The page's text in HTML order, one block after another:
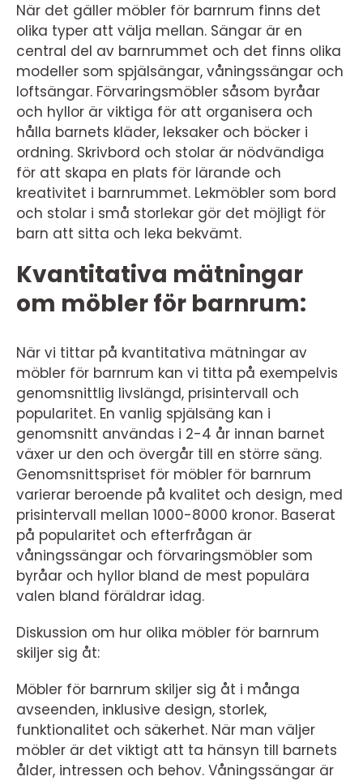
När det gäller möbler för barnrum finns det
olika typer att välja mellan. Sängar är en
central del av barnrummet och det finns olika
modeller som spjälsängar, våningssängar och
loftsängar. Förvaringsmöbler såsom byråar
och hyllor är viktiga för att organisera och
hålla barnets kläder, leksaker och böcker i
ordning. Skrivbord och stolar är nödvändiga
för att skapa en plats för lärande och
kreativitet i barnrummet. Lekmöbler som bord
och stolar i små storlekar gör det möjligt för
barn att sitta och leka bekvämt.
Kvantitativa mätningar
om möbler för barnrum:
När vi tittar på kvantitativa mätningar av
möbler för barnrum kan vi titta på exempelvis
genomsnittlig livslängd, prisintervall och
popularitet. En vanlig spjälsäng kan i
genomsnitt användas i 2-4 år innan barnet
växer ur den och övergår till en större säng.
Genomsnittspriset för möbler för barnrum
varierar beroende på kvalitet och design, med
prisintervall mellan 1000-8000 kronor. Baserat
på popularitet och efterfrågan är
våningssängar och förvaringsmöbler som
byråar och hyllor bland de mest populära
valen bland föräldrar idag.
Diskussion om hur olika möbler för barnrum
skiljer sig åt:
Möbler för barnrum skiljer sig åt i många
avseenden, inklusive design, storlek,
funktionalitet och säkerhet. När man väljer
möbler är det viktigt att ta hänsyn till barnets
ålder, intressen och behov. Våningssängar är